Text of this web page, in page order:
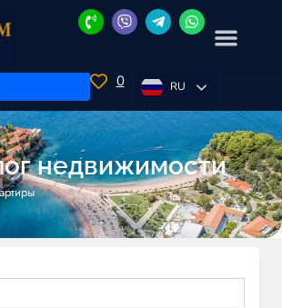
0 RU
недвижимости